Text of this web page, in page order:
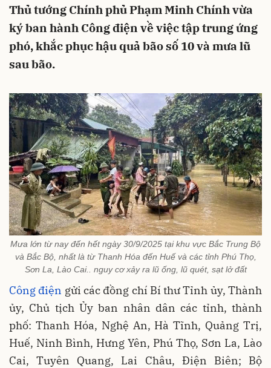
Thủ tướng Chính phủ Phạm Minh Chính vừa
ký ban hành Công điện về việc tập trung ứng
phó, khắc phục hậu quả bão số 10 và mưa lũ
sau bão.
Mưa lớn từ nay đến hết ngày 30/9/2025 tại khu vực Bắc Trung Bộ
và Bắc Bộ, nhất là từ Thanh Hóa đến Huế và các tỉnh Phú Thọ,
Sơn La, Lào Cai.. nguy cơ xảy ra lũ ống, lũ quét, sạt lở đất
Công điện gửi các đồng chí Bí thư Tỉnh ủy, Thành
ủy, Chủ tịch Ủy ban nhân dân các tỉnh, thành
phố: Thanh Hóa, Nghệ An, Hà Tĩnh, Quảng Trị,
Huế, Ninh Bình, Hưng Yên, Phú Thọ, Sơn La, Lào
Cai, Tuyên Quang, Lai Châu, Điện Biên; Bộ